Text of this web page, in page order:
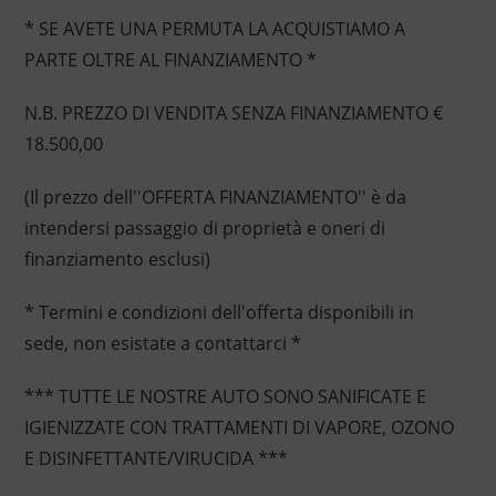
* SE AVETE UNA PERMUTA LA ACQUISTIAMO A
PARTE OLTRE AL FINANZIAMENTO *
N.B. PREZZO DI VENDITA SENZA FINANZIAMENTO €
18.500,00
(Il prezzo dell''OFFERTA FINANZIAMENTO'' è da
intendersi passaggio di proprietà e oneri di
finanziamento esclusi)
* Termini e condizioni dell'offerta disponibili in
sede, non esistate a contattarci *
*** TUTTE LE NOSTRE AUTO SONO SANIFICATE E
IGIENIZZATE CON TRATTAMENTI DI VAPORE, OZONO
E DISINFETTANTE/VIRUCIDA ***